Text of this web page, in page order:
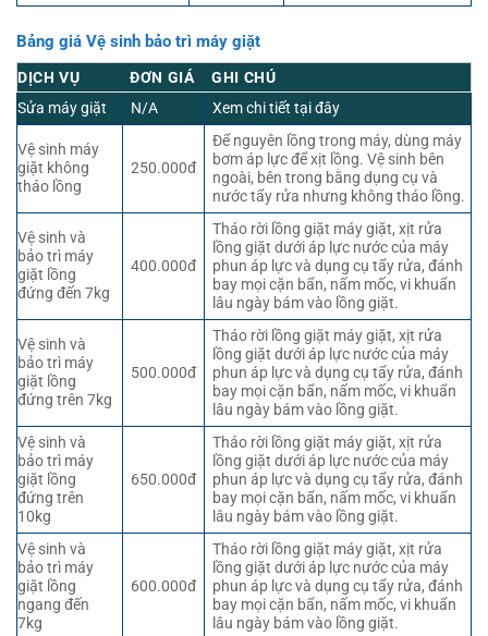
Bảng giá Vệ sinh bảo trì máy giặt
DỊCH VỤ ĐƠN GIÁ
GHI CHÚ
Sửa máy giặt
N/A Xem chi tiết tại đây
Vệ sinh máy
giặt không
tháo lồng
250.000đ
Để nguyên lồng trong máy, dùng máy
bơm áp lực để xịt lồng. Vệ sinh bên
ngoài, bên trong bằng dụng cụ và
nước tẩy rửa nhưng không tháo lồng.
Vệ sinh và
bảo trì máy
giặt lồng
đứng đến 7kg
400.000đ
Tháo rời lồng giặt máy giặt, xịt rửa
lồng giặt dưới áp lực nước của máy
phun áp lực và dụng cụ tẩy rửa, đánh
bay mọi cặn bẩn, nấm mốc, vi khuẩn
lâu ngày bám vào lồng giặt.
Vệ sinh và
bảo trì máy
giặt lồng
đứng trên 7kg
500.000đ
Tháo rời lồng giặt máy giặt, xịt rửa
lồng giặt dưới áp lực nước của máy
phun áp lực và dụng cụ tẩy rửa, đánh
bay mọi cặn bẩn, nấm mốc, vi khuẩn
lâu ngày bám vào lồng giặt.
Vệ sinh và
bảo trì máy
giặt lồng
đứng trên
10kg
650.000đ
Tháo rời lồng giặt máy giặt, xịt rửa
lồng giặt dưới áp lực nước của máy
phun áp lực và dụng cụ tẩy rửa, đánh
bay mọi cặn bẩn, nấm mốc, vi khuẩn
lâu ngày bám vào lồng giặt.
Vệ sinh và
bảo trì máy
giặt lồng
ngang đến
7kg
600.000đ
Tháo rời lồng giặt máy giặt, xịt rửa
lồng giặt dưới áp lực nước của máy
phun áp lực và dụng cụ tẩy rửa, đánh
bay mọi cặn bẩn, nấm mốc, vi khuẩn
lâu ngày bám vào lồng giặt.